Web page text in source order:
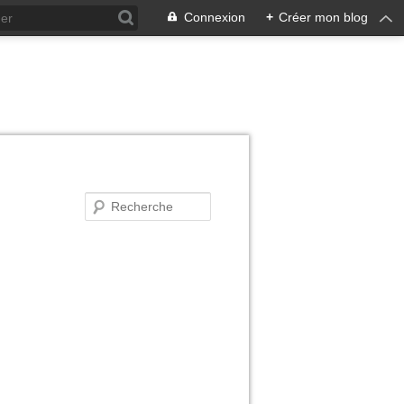
Connexion + Créer mon blog